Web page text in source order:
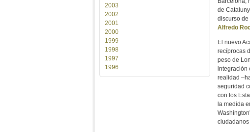
de
discurso de
Alfredo
El nuevo
recíprocas
peso de
integración
realidad
seguridad
con los
la medida
ciudadanos
2003
2002
2001
2000
1999
1998
1997
1996